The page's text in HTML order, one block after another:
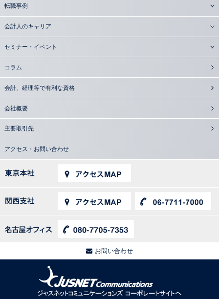
転職事例
会計人のキャリア
セミナー・イベント
コラム
会計、経理等で有利な資格
会社概要
主要取引先
アクセス・お問い合わせ
お問い合わせ